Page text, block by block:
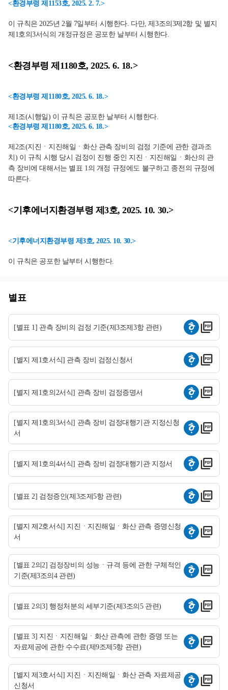
<환경부령 제1153호, 2025. 2. 7.>
이 규칙은 2025년 2월 7일부터 시행한다. 다만, 제3조의3제2항 및 별지
제1호의3서식의 개정규정은 공포한 날부터 시행한다.
<환경부령 제1180호, 2025. 6. 18.>
<환경부령 제1180호, 2025. 6. 18.>
제1조(시행일) 이 규칙은 공포한 날부터 시행한다.
<환경부령 제1180호, 2025. 6. 18.>
제2조(지진ㆍ지진해일ㆍ화산 관측 장비의 검정 기준에 관한 경과조
치) 이 규칙 시행 당시 검정이 진행 중인 지진ㆍ지진해일ㆍ화산의 관
측 장비에 대해서는 별표 1의 개정 규정에도 불구하고 종전의 규정에
따른다.
<기후에너지환경부령 제3호, 2025. 10. 30.>
<기후에너지환경부령 제3호, 2025. 10. 30.>
이 규칙은 공포한 날부터 시행한다.
별표
[별표 1] 관측 장비의 검정 기준(제3조제3항 관련)
[별지 제1호서식] 관측 장비 검정신청서
[별지 제1호의2서식] 관측 장비 검정증명서
[별지 제1호의3서식] 관측 장비 검정대행기관 지정신청
서
[별지 제1호의4서식] 관측 장비 검정대행기관 지정서
[별표 2] 검정증인(제3조제5항 관련)
[별지 제2호서식] 지진ㆍ지진해일ㆍ화산 관측 증명신청
서
[별표 2의2] 검정장비의 성능ㆍ규격 등에 관한 구체적인
기준(제3조의4 관련)
[별표 2의3] 행정처분의 세부기준(제3조의5 관련)
[별표 3] 지진ㆍ지진해일ㆍ화산 관측에 관한 증명 또는
자료제공에 관한 수수료(제9조제5항 관련)
[별지 제3호서식] 지진ㆍ지진해일ㆍ화산 관측 자료제공
신청서